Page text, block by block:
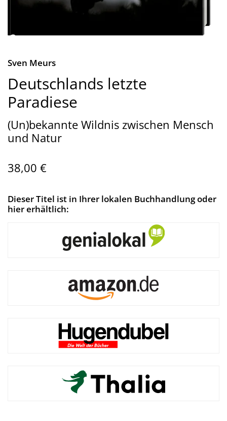
Sven Meurs
Deutschlands letzte
Paradiese
(Un)bekannte Wildnis zwischen Mensch
und Natur
38,00 €
Dieser Titel ist in Ihrer lokalen Buchhandlung oder
hier erhältlich: